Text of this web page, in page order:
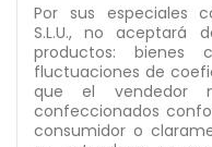
Por sus especiales
S.L.U., no aceptará
productos:
fluctuaciones de
que el vendedor
confeccionados
consumidor o